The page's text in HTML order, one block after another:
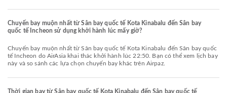
Chuyến bay muộn nhất từ Sân bay quốc tế Kota Kinabalu đến Sân bay
quốc tế Incheon sử dụng khởi hành lúc mấy giờ?
Chuyến bay muộn nhất từ Sân bay quốc tế Kota Kinabalu đến Sân bay quốc
tế Incheon do AirAsia khai thác khởi hành lúc 22:50. Bạn có thể xem lịch bay
này và so sánh các lựa chọn chuyến bay khác trên Airpaz.
Thời gian bay từ Sân bay quốc tế Kota Kinabalu đến Sân bay quốc tế